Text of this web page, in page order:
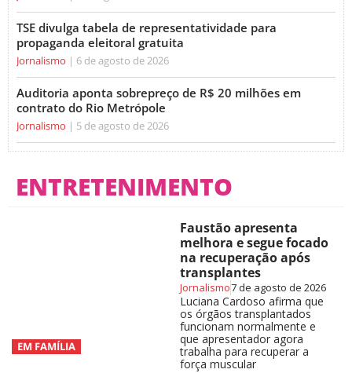
TSE divulga tabela de representatividade para
propaganda eleitoral gratuita
Jornalismo 6 de agosto de 2026
Auditoria aponta sobrepreço de R$ 20 milhões em
contrato do Rio Metrópole
Jornalismo 5 de agosto de 2026
ENTRETENIMENTO
EM FAMÍLIA
Faustão apresenta
melhora e segue focado
na recuperação após
transplantes
Jornalismo7 de agosto de 2026
Luciana Cardoso afirma que
os órgãos transplantados
funcionam normalmente e
que apresentador agora
trabalha para recuperar a
força muscular